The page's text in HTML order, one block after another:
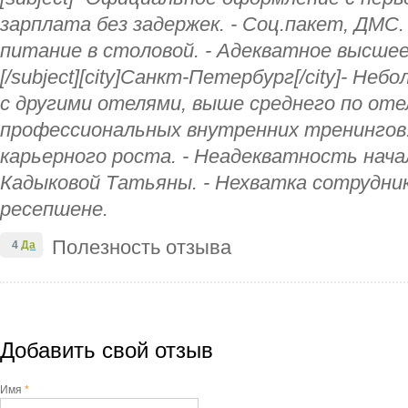
зарплата без задержек. - Соц.пакет,
питание в столовой. - Адекватное
[/subject][city]Санкт-Петербург[/city]-
с другими отелями, выше среднего по
профессиональных внутренних
карьерного роста. - Неадекватность
Кадыковой Татьяны. - Нехватка
ресепшене.
Полезность отзыва
4 Да
Добавить свой отзыв
Имя *